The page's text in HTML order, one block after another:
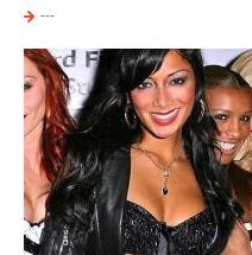
---